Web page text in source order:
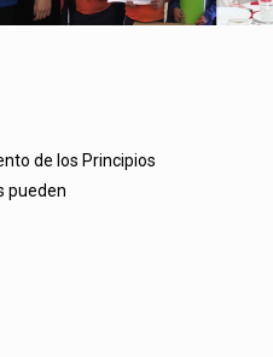
de los Principios
pueden